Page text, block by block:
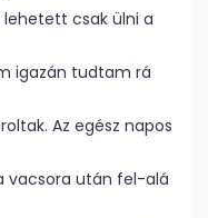
lehetett csak ülni a
igazán tudtam rá
Az egész napos
vacsora után fel-alá